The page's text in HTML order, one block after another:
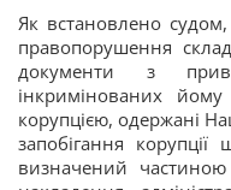
Як встановлено судом,
правопорушення
документи з
інкримінованих
корупцією, одержані
запобігання
визначений частиною